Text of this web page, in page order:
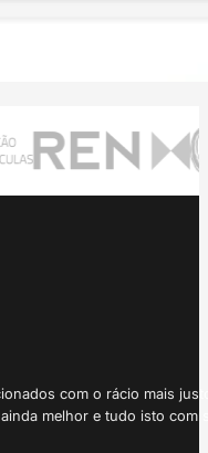
com o rácio mais
melhor e tudo isto